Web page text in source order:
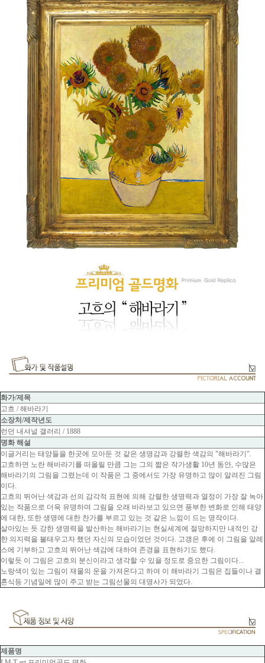
화가/제목
고흐 / 해바라기
소장처/제작년도
런던 내셔널 갤러리 / 1888
명화 해설
이글거리는 태양들을 한곳에 모아둔 것 같은 생명감과 강렬한 색감의 "해바라기".
고흐하면 노란 해바라기를 떠올릴 만큼 그는 그의 짧은 작가생활 10년 동안, 수많은
해바라기의 그림을 그렸는데 이 작품은 그 중에서도 가장 유명하고 많이 알려진 그림
이다.
고흐의 뛰어난 색감과 선의 감각적 표현에 의해 강렬한 생명력과 열정이 가장 잘 녹아
있는 작품으로 더욱 유명하며 그림을 오래 바라보고 있으면 풍부한 변화로 인해 태양
에 대한, 또한 생명에 대한 찬가를 부르고 있는 것 같은 느낌이 드는 명작이다.
살아있는 듯 강한 생명력을 발산하는 해바라기는 현실세계에 절망하지만 내적인 강
한 의지력을 불태우고자 했던 자신의 모습이었던 것이다. 고갱은 후에 이 그림을 알레
스에 기부하고 고흐의 뛰어난 색감에 대하여 존경을 표현하기도 했다.
이렇듯 이 그림은 고흐의 분신이라고 생각할 수 있을 정도로 중요한 그림이다...
노랑색이 있는 그림이 재물의 운을 가져온다고 하여 이 해바라기 그림은 집들이나 결
혼식등 기념일에 많이 주고 받는 그림선물의 대명사가 되었다.
제품명